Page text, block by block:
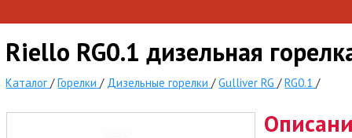
Riello RG0.1 дизельная
Каталог /Горелки / Дизельные горелки /Gulliver RG /RG0.1 /